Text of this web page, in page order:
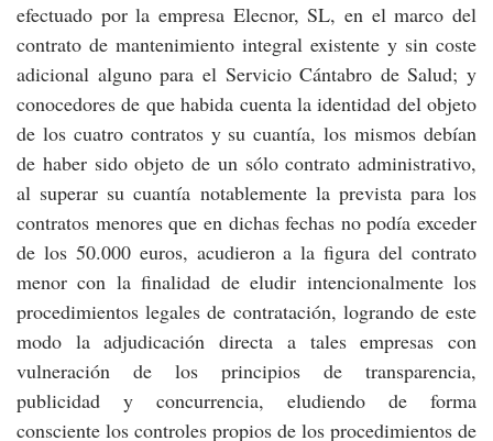
efectuado por la empresa Elecnor, SL, en el marco del
contrato de mantenimiento integral existente y sin coste
adicional alguno para el Servicio Cántabro de Salud; y
conocedores de que habida cuenta la identidad del objeto
de los cuatro contratos y su cuantía, los mismos debían
de haber sido objeto de un sólo contrato administrativo,
al superar su cuantía notablemente la prevista para los
contratos menores que en dichas fechas no podía exceder
de los 50.000 euros, acudieron a la figura del contrato
menor con la finalidad de eludir intencionalmente los
procedimientos legales de contratación, logrando de este
modo la adjudicación directa a tales empresas con
vulneración de los principios de transparencia,
publicidad y concurrencia, eludiendo de forma
consciente los controles propios de los procedimientos de